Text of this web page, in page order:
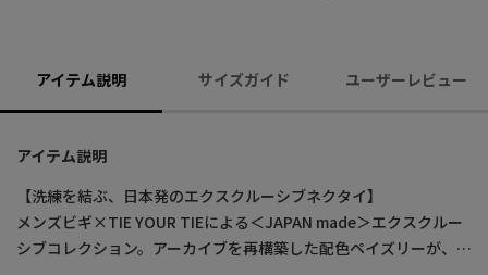
アイテム説明 サイズガイド ユーザーレビュー
アイテム説明
【洗練を結ぶ、日本発のエクスクルーシブネクタイ】
メンズビギ×TIE YOUR TIEによる＜JAPAN made＞エクスクルー
シブコレクション。アーカイブを再構築した配色ペイズリーが、